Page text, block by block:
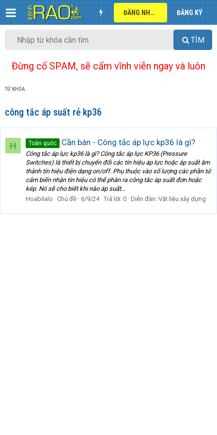
ĐĂNG NHẬP ĐĂNG KÝ
TÌM
Đừng cố SPAM, sẽ cấm vĩnh viễn ngay và luôn
TỪ KHÓA
công tắc áp suất rẻ kp36
H Toàn quốc Cần bán - Công tắc áp lực kp36 là gì?
Công tắc áp lực kp36 là gì? Công tắc áp lực KP36 (Pressure
Switches) là thiết bị chuyển đổi các tín hiệu áp lực hoặc áp suất âm
thành tín hiệu điện dạng on/off. Phụ thuộc vào số lượng các phần tử
cảm biến nhận tín hiệu có thể phân ra công tắc áp suất đơn hoặc
kép. Nó sẽ cho biết khi nào áp suất...
Hoabilalo
Chủ đề 6/9/24 Trả lời: 0 Diễn đàn: Vật liệu xây dựng